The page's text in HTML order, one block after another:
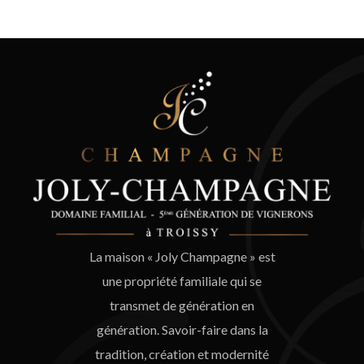
La maison « Joly Champagne » est
une propriété familiale qui se
transmet de génération en
génération. Savoir-faire dans la
tradition, création et modernité